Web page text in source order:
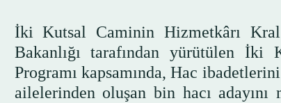
İki Kutsal Caminin Hizmetkârı
Bakanlığı tarafından yürütülen
Programı kapsamında, Hac
ailelerinden oluşan bin hacı